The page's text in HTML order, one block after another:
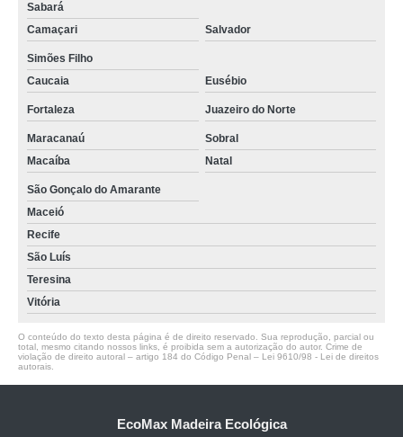
Sabará
Camaçari
Salvador
Simões Filho
Caucaia
Eusébio
Fortaleza Juazeiro do Norte
Maracanaú
Sobral
Macaíba
Natal
São Gonçalo do Amarante
Maceió
Recife
São Luís
Teresina
Vitória
O conteúdo do texto desta página é de direito reservado. Sua reprodução, parcial ou
total, mesmo citando nossos links, é proibida sem a autorização do autor. Crime de
violação de direito autoral – artigo 184 do Código Penal – Lei 9610/98 - Lei de direitos
autorais
EcoMax Madeira Ecológica